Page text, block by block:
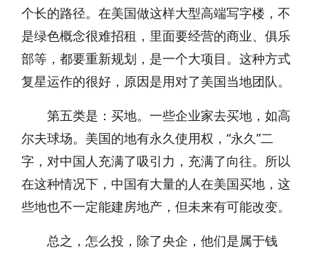
个长的路径。在美国做这样大型高端写字楼，不
是绿色概念很难招租，里面要经营的商业、俱乐
部等，都要重新规划，是一个大项目。这种方式
复星运作的很好，原因是用对了美国当地团队。
第五类是：买地。一些企业家去买地，如高
尔夫球场。美国的地有永久使用权，“永久”二
字，对中国人充满了吸引力，充满了向往。所以
在这种情况下，中国有大量的人在美国买地，这
些地也不一定能建房地产，但未来有可能改变。
总之，怎么投，除了央企，他们是属于钱